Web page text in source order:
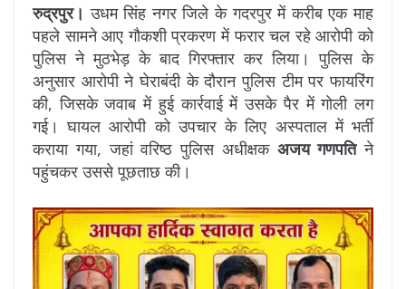
रुद्रपुर। उधम सिंह नगर जिले के गदरपुर में करीब एक माह
पहले सामने आए गौकशी प्रकरण में फरार चल रहे आरोपी को
पुलिस ने मुठभेड़ के बाद गिरफ्तार कर लिया। पुलिस के
अनुसार आरोपी ने घेराबंदी के दौरान पुलिस टीम पर फायरिंग
की, जिसके जवाब में हुई कार्रवाई में उसके पैर में गोली लग
गई। घायल आरोपी को उपचार के लिए अस्पताल में भर्ती
कराया गया, जहां वरिष्ठ पुलिस अधीक्षक अजय गणपतिने
पहुंचकर उससे पूछताछ की।